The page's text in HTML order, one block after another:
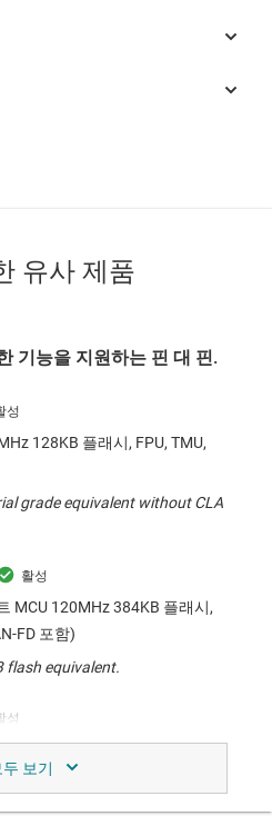
유사 제품
기능을 지원하는 핀 대 핀.
128KB 플래시, FPU, TMU,
grade equivalent without CLA
MCU 120MHz 384KB 플래시,
FD 포함)
flash equivalent.
128KB 플래시, FPU,
포함)
grade equivalent.